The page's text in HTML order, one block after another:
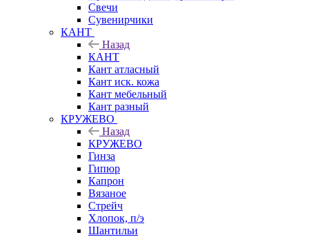
Свечи
Сувенирчики
КАНТ
Назад
КАНТ
Кант атласный
Кант иск. кожа
Кант мебельный
Кант разный
КРУЖЕВО
Назад
КРУЖЕВО
Гинза
Гипюр
Капрон
Вязаное
Стрейч
Хлопок, п/э
Шантильи